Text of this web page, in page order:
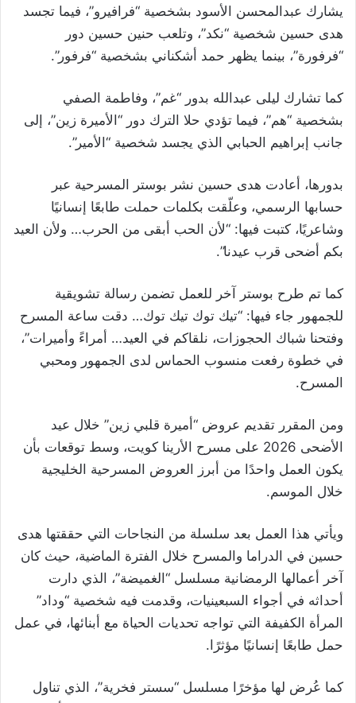
يشارك عبدالمحسن الأسود بشخصية “فرافيرو”، فيما تجسد
هدى حسين شخصية “نكد”، وتلعب حنين حسين دور
“فرفورة”، بينما يظهر حمد أشكناني بشخصية “فرفور”.
كما تشارك ليلى عبدالله بدور “غم”، وفاطمة الصفي
بشخصية “هم”، فيما تؤدي حلا الترك دور “الأميرة زين”، إلى
جانب إبراهيم الحبابي الذي يجسد شخصية “الأمير”.
بدورها، أعادت هدى حسين نشر بوستر المسرحية عبر
حسابها الرسمي، وعلّقت بكلمات حملت طابعًا إنسانيًا
وشاعريًا، كتبت فيها: “لأن الحب أبقى من الحرب… ولأن العيد
بكم أضحى قرب عيدنا”.
كما تم طرح بوستر آخر للعمل تضمن رسالة تشويقية
للجمهور جاء فيها: “تيك توك تيك توك… دقت ساعة المسرح
وفتحنا شباك الحجوزات، نلقاكم في العيد… أمراءً وأميرات”،
في خطوة رفعت منسوب الحماس لدى الجمهور ومحبي
المسرح.
ومن المقرر تقديم عروض “أميرة قلبي زين” خلال عيد
الأضحى 2026 على مسرح الأرينا كويت، وسط توقعات بأن
يكون العمل واحدًا من أبرز العروض المسرحية الخليجية
خلال الموسم.
ويأتي هذا العمل بعد سلسلة من النجاحات التي حققتها هدى
حسين في الدراما والمسرح خلال الفترة الماضية، حيث كان
آخر أعمالها الرمضانية مسلسل “الغميضة”، الذي دارت
أحداثه في أجواء السبعينيات، وقدمت فيه شخصية “وداد”
المرأة الكفيفة التي تواجه تحديات الحياة مع أبنائها، في عمل
حمل طابعًا إنسانيًا مؤثرًا.
كما عُرض لها مؤخرًا مسلسل “سستر فخرية”، الذي تناول